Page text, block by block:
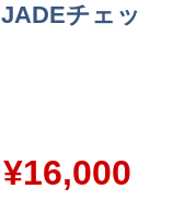
チェッ
¥16,000